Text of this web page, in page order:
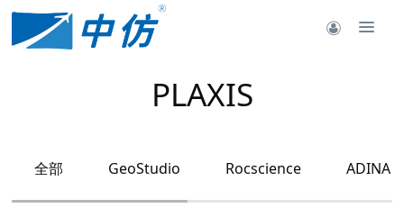
PLAXIS
全部 GeoStudio Rocscience ADINA